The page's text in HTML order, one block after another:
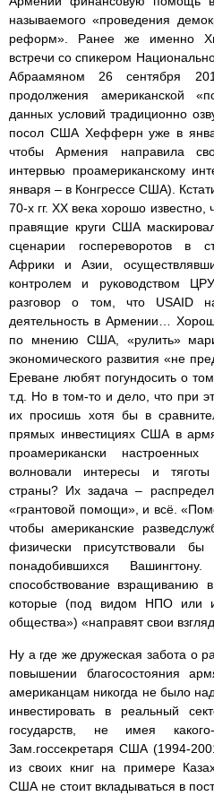
называемого «проведения
реформ». Ранее же именно
встречи со спикером
Абраамяном 26 сентября
продолжения американской
данных условий традиционно
посол США Хефферн уже в
чтобы Армения направила
интервью проамериканскому
января – в Конгрессе США).
70-х гг. XX века хорошо
правящие круги США
сценарии госпереворотов в
Африки и Азии,
контролем и руководством
разговор о том, что USAID
деятельность в Армении…
по мнению США, «рулить»
экономического развития «не
Ереване любят погундосить о
т.д. Но в том-то и дело, что при
их просишь хотя бы в
прямых инвестициях США в
проамерикански
волновали интересы и
страны? Их задача –
«грантовой помощи», и всё.
чтобы американские
физически присутствовали
понадобившихся
способствование взращиванию
которые (под видом НПО или
общества») «направят свои
Ну а где же дружеская забота о
повышении благосостояния
американцам никогда не было
инвестировать в реальный
государств, не имея
Зам.госсекретаря США (1994-
из своих книг на примере
США не стоит вкладываться в